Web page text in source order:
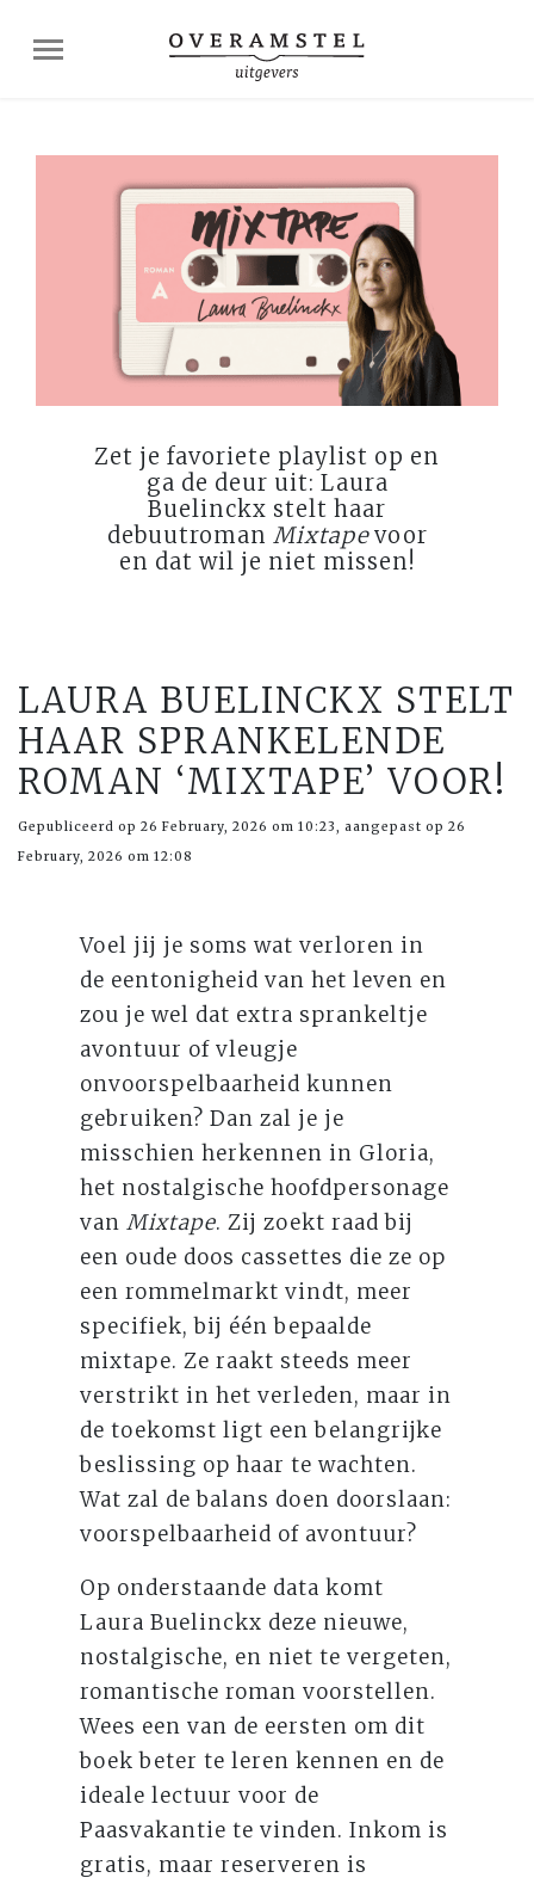
Zet je favoriete playlist op en
ga de deur uit: Laura
Buelinckx stelt haar
debuutroman Mixtapevoor
en dat wil je niet missen!
LAURA BUELINCKX STELT
HAAR SPRANKELENDE
ROMAN ‘MIXTAPE’ VOOR!
Gepubliceerd op 26 February, 2026 om 10:23, aangepast op 26
February, 2026 om 12:08
Voel jij je soms wat verloren in
de eentonigheid van het leven en
zou je wel dat extra sprankeltje
avontuur of vleugje
onvoorspelbaarheid kunnen
gebruiken? Dan zal je je
misschien herkennen in Gloria,
het nostalgische hoofdpersonage
vanMixtape. Zij zoekt raad bij
een oude doos cassettes die ze op
een rommelmarkt vindt, meer
specifiek, bij één bepaalde
mixtape. Ze raakt steeds meer
verstrikt in het verleden, maar in
de toekomst ligt een belangrijke
beslissing op haar te wachten.
Wat zal de balans doen doorslaan:
voorspelbaarheid of avontuur?
Op onderstaande data komt
Laura Buelinckx deze nieuwe,
nostalgische, en niet te vergeten,
romantische roman voorstellen.
Wees een van de eersten om dit
boek beter te leren kennen en de
ideale lectuur voor de
Paasvakantie te vinden. Inkom is
gratis, maar reserveren is